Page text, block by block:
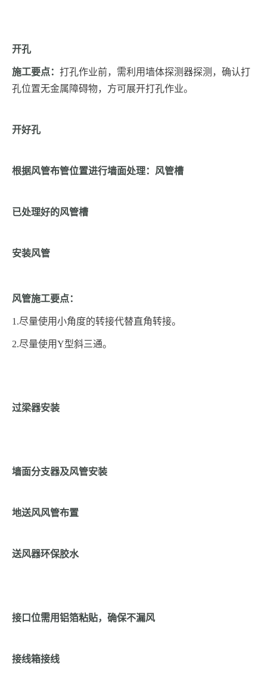
开孔
施工要点： 打孔作业前，需利用墙体探测器探测，确认打
孔位置无金属障碍物，方可展开打孔作业。
开好孔
根据风管布管位置进行墙面处理：风管槽
已处理好的风管槽
安装风管
风管施工要点：
1.尽量使用小角度的转接代替直角转接。
2.尽量使用Y型斜三通。
过梁器安装
墙面分支器及风管安装
地送风风管布置
送风器环保胶水
接口位需用铝箔粘贴，确保不漏风
接线箱接线